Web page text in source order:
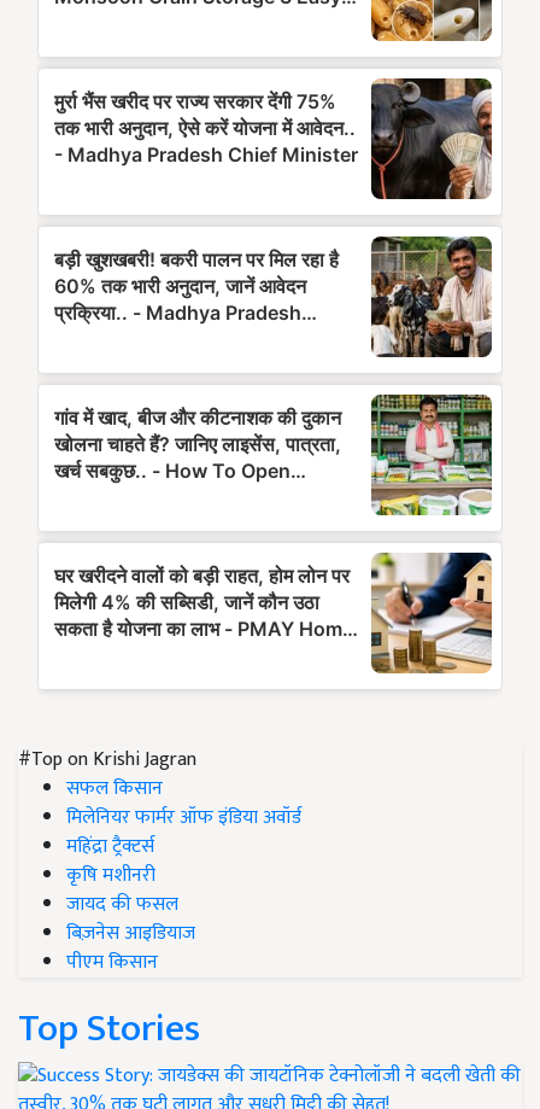
#Top on Krishi Jagran
सफल किसान
मिलेनियर फार्मर ऑफ इंडिया अवॉर्ड
महिंद्रा ट्रैक्टर्स
कृषि मशीनरी
जायद की फसल
बिज़नेस आइडियाज
पीएम किसान
Top Stories